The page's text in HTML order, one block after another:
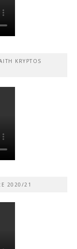
KRYPTOS
2020/21